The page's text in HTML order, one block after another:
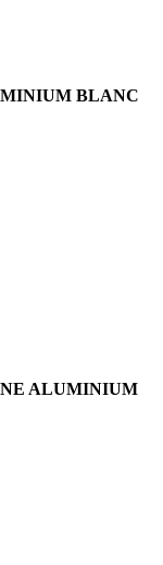
BLANC
ALUMINIUM